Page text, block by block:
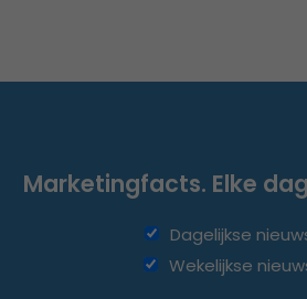
Marketingfacts. Elke
Dagelijkse
Wekelijkse